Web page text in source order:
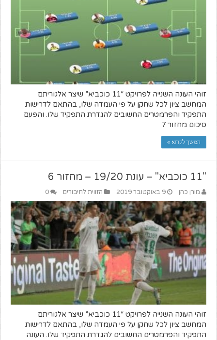
זוהי העונה השנייה לפרויקט “11 כוכביא” שיצר אלגוריתם
המחשב ציון לכל שחקן על פי העמדה שלו, בהתאם לדרישות
התפקיד והפרמטרים החשובים להגדרת התפקיד שלו. והפעם
סיכום מחזור 7
המשך לקרוא »
"11 כוכביא" – עונת 19/20 – מחזור 6
מורן כהן 9 באוקטובר 2019 הזווית לחיבורים 0
זוהי העונה השנייה לפרויקט “11 כוכביא” שיצר אלגוריתם
המחשב ציון לכל שחקן על פי העמדה שלו, בהתאם לדרישות
התפקיד והפרמטרים החשובים להגדרת התפקיד שלו. העונה